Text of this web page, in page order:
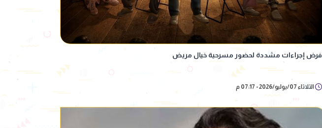
فرض إجراءات مشددة لحضور مسرحية خيال مريض
الثلاثاء 07/يوليو/2026 - 07:17 م